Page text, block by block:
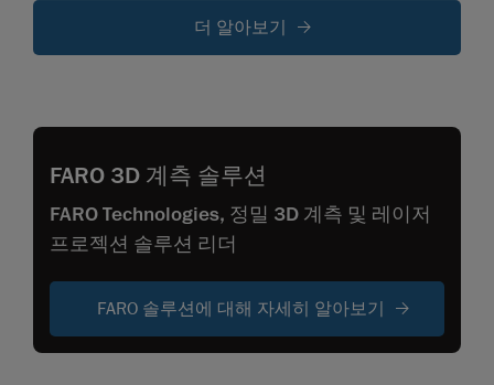
더 알아보기
FARO 3D 계측 솔루션
FARO Technologies, 정밀 3D 계측 및 레이저
프로젝션 솔루션 리더
FARO 솔루션에 대해 자세히 알아보기